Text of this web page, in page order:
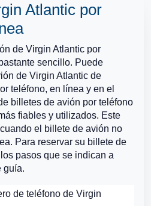
Atlantic por
de Virgin Atlantic por
sencillo. Puede
de Virgin Atlantic de
teléfono, en línea y en el
billetes de avión por teléfono
fiables y utilizados. Este
el billete de avión no
Para reservar su billete de
pasos que se indican a
guía.
de teléfono de Virgin